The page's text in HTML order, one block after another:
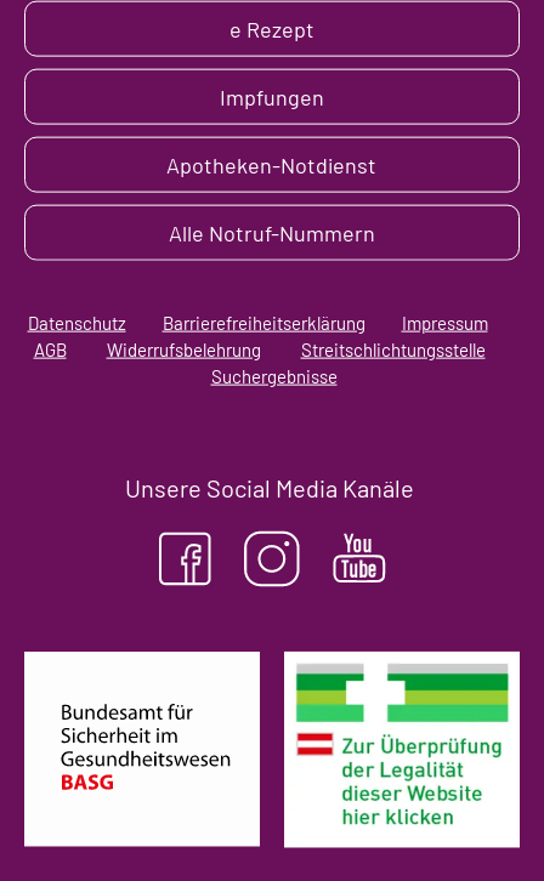
e Rezept
Impfungen
Apotheken-Notdienst
Alle Notruf-Nummern
Datenschutz Barrierefreiheitserklärung
Impressum
AGB
Widerrufsbelehrung
Streitschlichtungsstelle
Suchergebnisse
Unsere Social Media Kanäle
(öffnet in neuem Tab)